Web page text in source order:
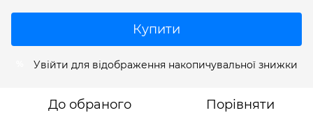
Купити
Увійти для відображення накопичувальної знижки
До обраного Порівняти